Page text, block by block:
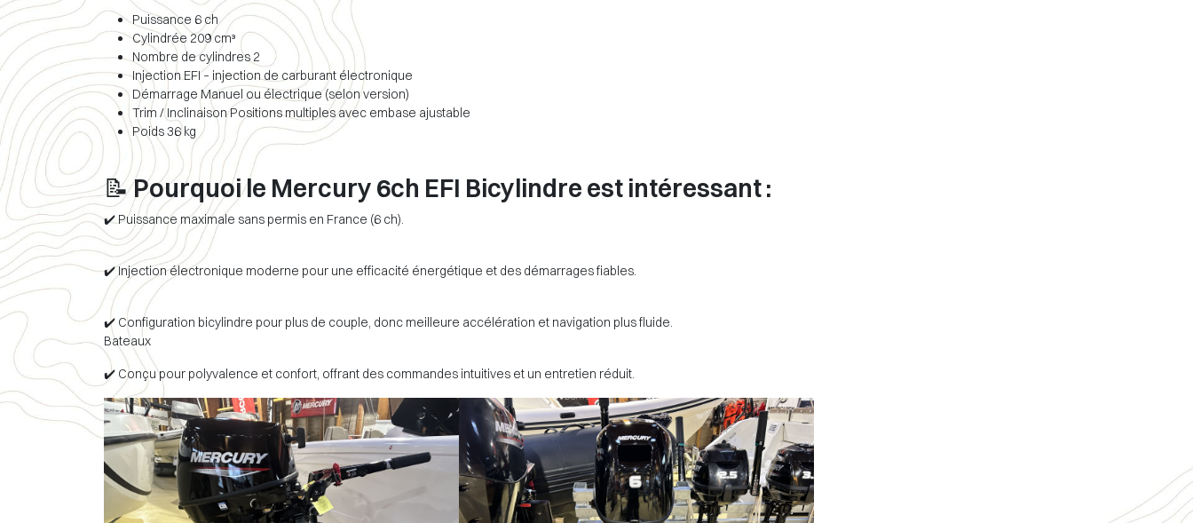
Puissance 6 ch
Cylindrée 209 cm³
Nombre de cylindres 2
Injection EFI – injection de carburant électronique
Démarrage Manuel ou électrique (selon version)
Trim / Inclinaison Positions multiples avec embase ajustable
Poids 36 kg
📝Pourquoi le Mercury 6ch EFI Bicylindre est intéressant :
✔️ Puissance maximale sans permis en France (6 ch).
✔️ Injection électronique moderne pour une efficacité énergétique et des démarrages fiables.
✔️ Configuration bicylindre pour plus de couple, donc meilleure accélération et navigation plus fluide.
Bateaux
✔️ Conçu pour polyvalence et confort, offrant des commandes intuitives et un entretien réduit.